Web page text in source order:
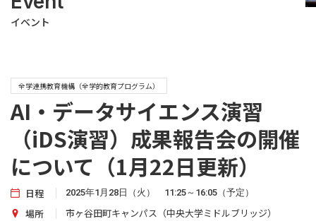
イベント
全学連携教育機構（全学的教育プログラム）
AI・データサイエンス演習
（iDS演習）成果報告会の開催
について（1月22日更新）
日程 2025年1月28日（火） 11:25～16:05（予定）
場所 市ヶ谷田町キャンパス（中央大学ミドルブリッジ）